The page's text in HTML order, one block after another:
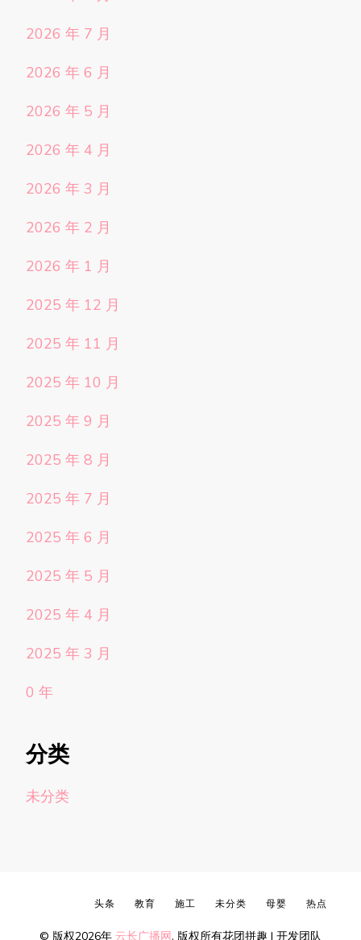
2026 年 7 月
2026 年 6 月
2026 年 5 月
2026 年 4 月
2026 年 3 月
2026 年 2 月
2026 年 1 月
2025 年 12 月
2025 年 11 月
2025 年 10 月
2025 年 9 月
2025 年 8 月
2025 年 7 月
2025 年 6 月
2025 年 5 月
2025 年 4 月
2025 年 3 月
0 年
分类
未分类
© 版权2026年 云长广播网. 版权所有花团拼趣 | 开发团队
头条 教育 施工 未分类 母婴 热点